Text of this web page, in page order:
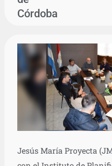
Córdoba
Jesús María Proyecta